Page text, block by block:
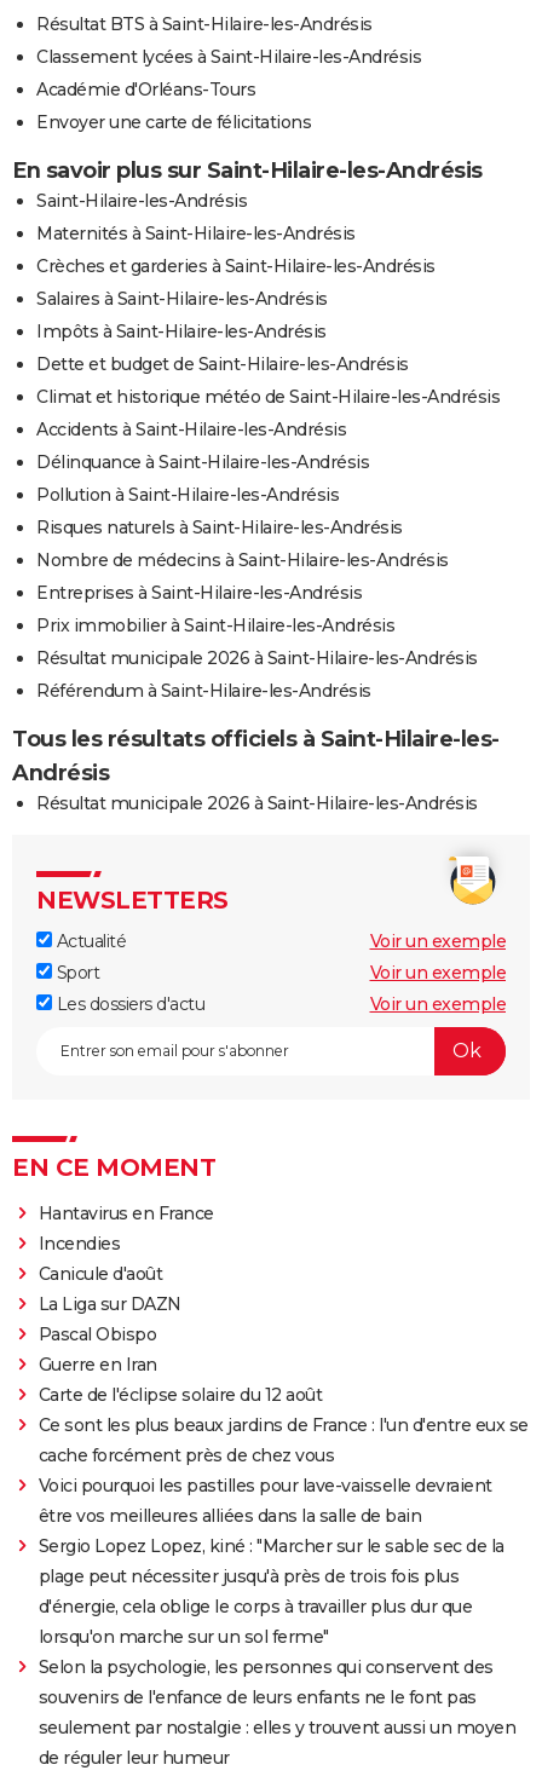
Résultat BTS à Saint-Hilaire-les-Andrésis
Classement lycées à Saint-Hilaire-les-Andrésis
Académie d'Orléans-Tours
Envoyer une carte de félicitations
En savoir plus sur Saint-Hilaire-les-Andrésis
Saint-Hilaire-les-Andrésis
Maternités à Saint-Hilaire-les-Andrésis
Crèches et garderies à Saint-Hilaire-les-Andrésis
Salaires à Saint-Hilaire-les-Andrésis
Impôts à Saint-Hilaire-les-Andrésis
Dette et budget de Saint-Hilaire-les-Andrésis
Climat et historique météo de Saint-Hilaire-les-Andrésis
Accidents à Saint-Hilaire-les-Andrésis
Délinquance à Saint-Hilaire-les-Andrésis
Pollution à Saint-Hilaire-les-Andrésis
Risques naturels à Saint-Hilaire-les-Andrésis
Nombre de médecins à Saint-Hilaire-les-Andrésis
Entreprises à Saint-Hilaire-les-Andrésis
Prix immobilier à Saint-Hilaire-les-Andrésis
Résultat municipale 2026 à Saint-Hilaire-les-Andrésis
Référendum à Saint-Hilaire-les-Andrésis
Tous les résultats officiels à Saint-Hilaire-les-
Andrésis
Résultat municipale 2026 à Saint-Hilaire-les-Andrésis
NEWSLETTERS
Actualité
Voir un exemple
Sport
Voir un exemple
Les dossiers d'actu
Voir un exemple
EN CE MOMENT
Hantavirus en France
Incendies
Canicule d'août
La Liga sur DAZN
Pascal Obispo
Guerre en Iran
Carte de l'éclipse solaire du 12 août
Ce sont les plus beaux jardins de France : l'un d'entre eux se
cache forcément près de chez vous
Voici pourquoi les pastilles pour lave-vaisselle devraient
être vos meilleures alliées dans la salle de bain
Sergio Lopez Lopez, kiné : "Marcher sur le sable sec de la
plage peut nécessiter jusqu'à près de trois fois plus
d'énergie, cela oblige le corps à travailler plus dur que
lorsqu'on marche sur un sol ferme"
Selon la psychologie, les personnes qui conservent des
souvenirs de l'enfance de leurs enfants ne le font pas
seulement par nostalgie : elles y trouvent aussi un moyen
de réguler leur humeur